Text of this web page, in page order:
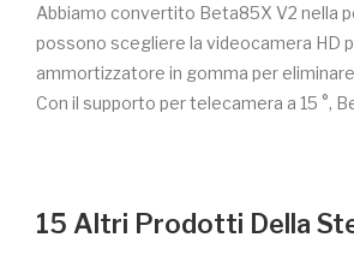
Abbiamo convertito Beta85X V2 nella
possono scegliere la videocamera HD
ammortizzatore in gomma per
Con il supporto per telecamera a 15 °,
15 Altri Prodotti Della